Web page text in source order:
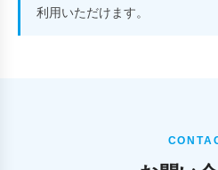
利用いただけます。